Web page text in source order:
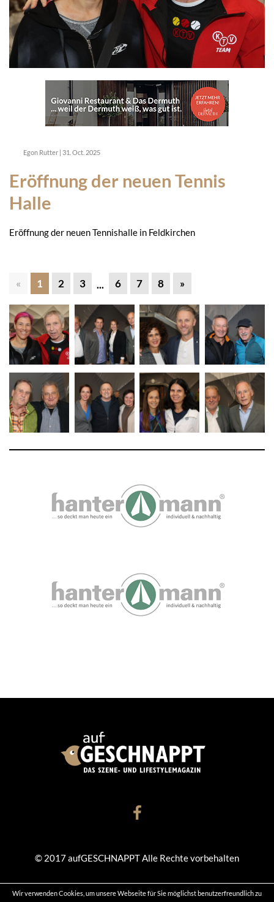
Wir verwenden Cookies, um unsere Webseite für Sie möglichst benutzerfreundlich zu
Egon Rutter | 31. Oct. 2025
Eröffnung der neuen Tennis
Halle
Eröffnung der neuen Tennishalle in Feldkirchen
« 1 2 3 ... 6 7 8 »
© 2017 aufGESCHNAPPT Alle Rechte vorbehalten
KONTAKT DATENSCHUTZ IMPRESSUM